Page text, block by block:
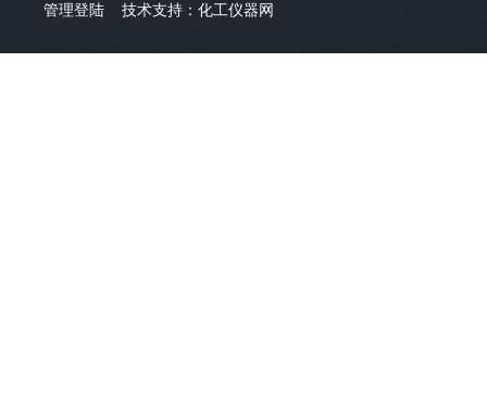
管理登陆 技术支持： 化工仪器网